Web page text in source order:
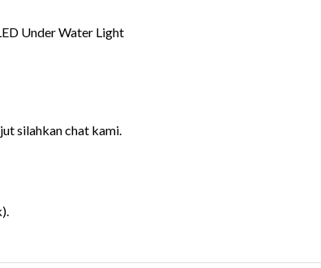
Under Water Light
silahkan chat kami.